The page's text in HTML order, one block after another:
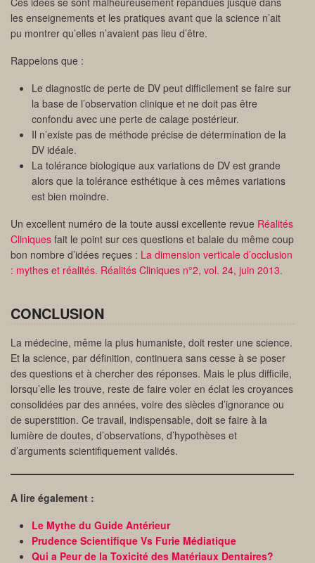
les enseignements et les pratiques avant que la science n’ait
pu montrer qu’elles n’avaient pas lieu d’être.
Rappelons que :
Le diagnostic de perte de DV peut difficilement se faire sur
la base de l’observation clinique et ne doit pas être
confondu avec une perte de calage postérieur.
Il n’existe pas de méthode précise de détermination de la
DV idéale.
La tolérance biologique aux variations de DV est grande
alors que la tolérance esthétique à ces mêmes variations
est bien moindre.
Un excellent numéro de la toute aussi excellente revue Réalités
Cliniques fait le point sur ces questions et balaie du même coup
bon nombre d’idées reçues : La dimension verticale d’occlusion
: mythes et réalités. Réalités Cliniques n°2, vol. 24, juin 2013.
CONCLUSION
La médecine, même la plus humaniste, doit rester une science.
Et la science, par définition, continuera sans cesse à se poser
des questions et à chercher des réponses. Mais le plus difficile,
lorsqu’elle les trouve, reste de faire voler en éclat les croyances
consolidées par des années, voire des siècles d’ignorance ou
de superstition. Ce travail, indispensable, doit se faire à la
lumière de doutes, d’observations, d’hypothèses et
d’arguments scientifiquement validés.
A lire également :
Le Mythe du Guide Antérieur
Prudence Scientifique Vs Furie Médiatique
Qui a Peur de la Toxicité des Matériaux Dentaires?